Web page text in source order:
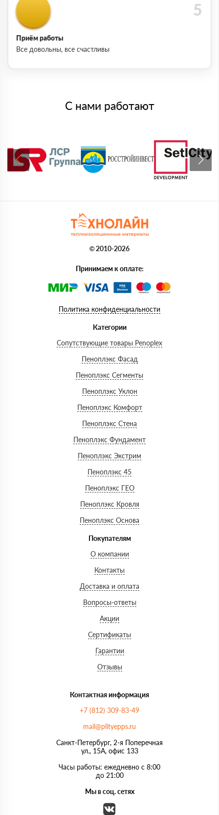
Приём работы
Все довольны, все счастливы
С нами работают
© 2010-2026
Принимаем к оплате:
Политика конфиденциальности
Категории
Сопутствующие товары Penoplex
Пеноплэкс Фасад
Пеноплэкс Сегменты
Пеноплэкс Уклон
Пеноплэкс Комфорт
Пеноплэкс Стена
Пеноплэкс Фундамент
Пеноплэкс Экстрим
Пеноплэкс 45
Пеноплэкс ГЕО
Пеноплэкс Кровля
Пеноплэкс Основа
Покупателям
О компании
Контакты
Доставка и оплата
Вопросы-ответы
Акции
Сертификаты
Гарантии
Отзывы
Контактная информация
+7 (812) 309-83-49
mail@plityepps.ru
Санкт-Петербург, 2-я Поперечная
ул., 15А, офис 133
Часы работы: ежедневно с 8:00
до 21:00
Мы в соц. сетях